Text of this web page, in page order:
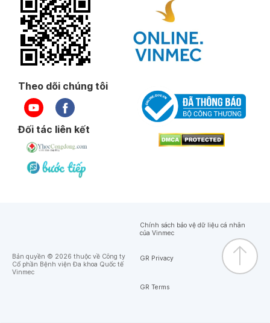
Theo dõi chúng tôi
Đối tác liên kết
Bản quyền © 2026 thuộc về Công ty
Cổ phần Bệnh viện Đa khoa Quốc tế
Vinmec
Chính sách bảo vệ dữ liệu cá nhân
của Vinmec
GR Privacy
GR Terms